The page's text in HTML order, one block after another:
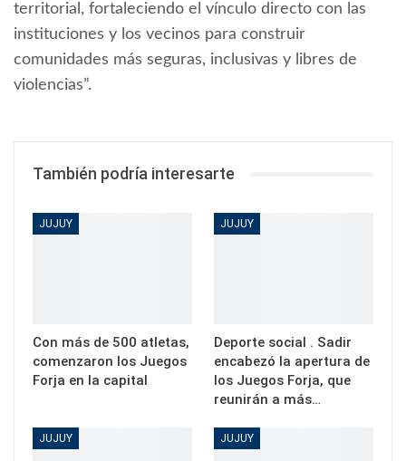
territorial, fortaleciendo el vínculo directo con las
instituciones y los vecinos para construir
comunidades más seguras, inclusivas y libres de
violencias”.
También podría interesarte
JUJUY
Con más de 500 atletas,
comenzaron los Juegos
Forja en la capital
JUJUY
Deporte social . Sadir
encabezó la apertura de
los Juegos Forja, que
reunirán a más…
JUJUY JUJUY